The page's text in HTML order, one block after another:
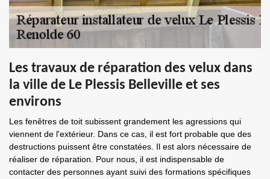
Les travaux de réparation des velux dans
la ville de Le Plessis Belleville et ses
environs
Les fenêtres de toit subissent grandement les agressions qui
viennent de l'extérieur. Dans ce cas, il est fort probable que des
destructions puissent être constatées. Il est alors nécessaire de
réaliser de réparation. Pour nous, il est indispensable de
contacter des personnes ayant suivi des formations spécifiques